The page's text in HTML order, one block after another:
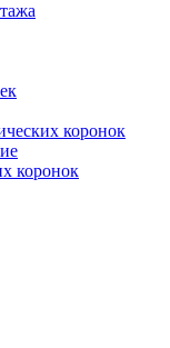
коронок
коронок